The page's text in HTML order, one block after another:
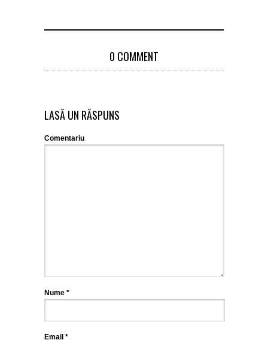
0 COMMENT
LASĂ UN RĂSPUNS
Comentariu
Nume *
Email *